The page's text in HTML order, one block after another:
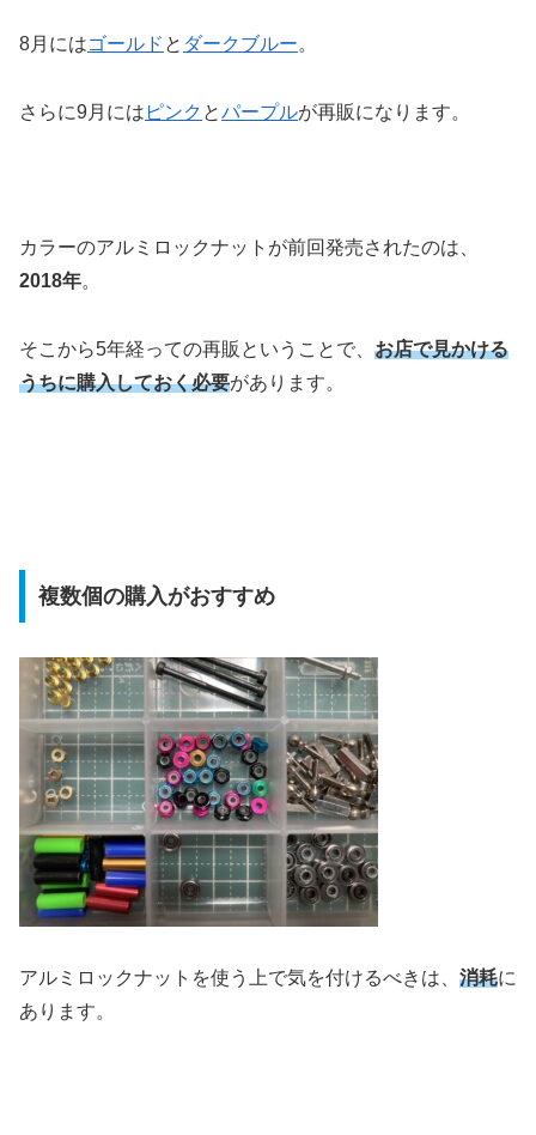
8月にはゴールド と ダークブルー。
さらに9月には ピンク とパープルが再販になります。
カラーのアルミロックナットが前回発売されたのは、
2018年。
そこから5年経っての再販ということで、 お店で見かける
うちに購入しておく必要があります。
複数個の購入がおすすめ
アルミロックナットを使う上で気を付けるべきは、 消耗に
あります。